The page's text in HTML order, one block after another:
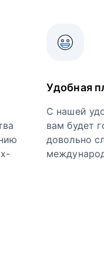
Удобная
С нашей
вам будет
довольно